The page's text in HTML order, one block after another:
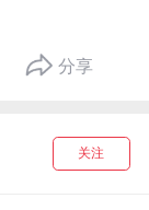
分享
关注